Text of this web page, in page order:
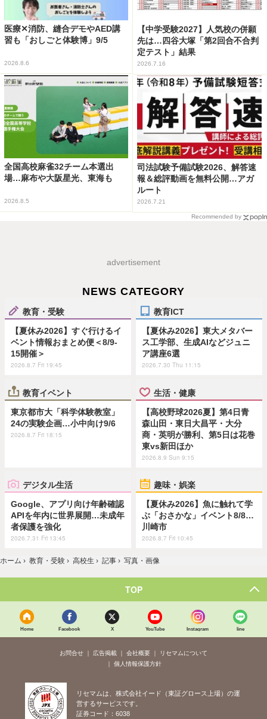
医療✕消防、縫合デモやAED講
習も「おしごと体験博」9/5
2026.8.6
【中学受験2027】人気校の併願
先は…四谷大塚「第2回合不合判
定テスト」結果
2026.7.16
全国高校麻雀32チーム本選出
場…麻布や大阪星光、東海も
2026.8.5
司法試験予備試験2026、解答速
報＆総評動画を無料公開…アガ
ルート
2026.7.21
Recommended by
advertisement
NEWS CATEGORY
教育・受験
【夏休み2026】すぐ行けるイ
ベント情報おまとめ便＜8/9-
15開催＞
2026.8.7 Fri 19:45
教育ICT
【夏休み2026】東大メタバー
ス工学部、生成AIなどジュニ
ア講座6選
2026.7.30 Thu 11:15
教育イベント
東京都市大「科学体験教室」
24の実験企画…小中向け9/6
2026.8.7 Fri 18:15
生活・健康
【高校野球2026夏】第4日青
森山田・東日大昌平・大分
商・英明が勝利、第5日は花巻
東vs新田ほか
2026.8.9 Sun 9:15
デジタル生活
Google、アプリ向け年齢確認
APIを年内に世界展開…未成年
者保護を強化
2026.7.31 Fri 13:45
趣味・娯楽
【夏休み2026】魚に触れて学
ぶ「おさかな」イベント8/8…
川崎市
2026.8.7 Fri 10:45
ホーム › 教育・受験 › 高校生 › 記事 › 写真・画像
TOP
Home Facebook X YouTube Instagram line
お問合せ 広告掲載 会社概要
リセマムについて
個人情報保護方針
リセマムは、株式会社イード（東証グロース上場）の運
営するサービスです。
証券コード：6038